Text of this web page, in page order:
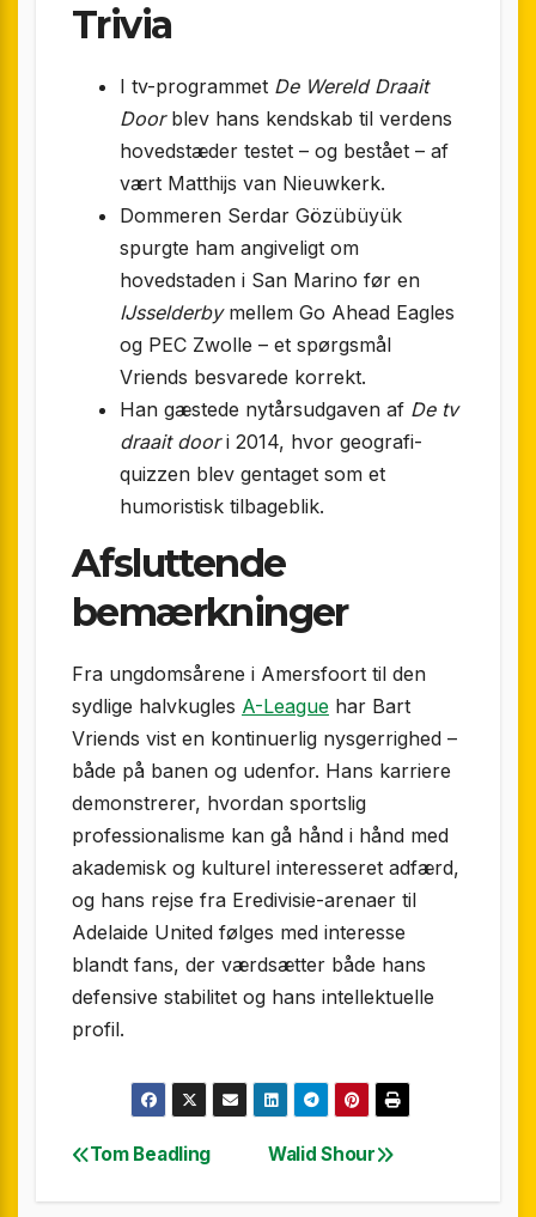
Trivia
I tv-programmet De Wereld Draait
Doorblev hans kendskab til verdens
hovedstæder testet – og bestået – af
vært Matthijs van Nieuwkerk.
Dommeren Serdar Gözübüyük
spurgte ham angiveligt om
hovedstaden i San Marino før en
IJsselderbymellem Go Ahead Eagles
og PEC Zwolle – et spørgsmål
Vriends besvarede korrekt.
Han gæstede nytårsudgaven af De tv
draait doori 2014, hvor geografi-
quizzen blev gentaget som et
humoristisk tilbageblik.
Afsluttende
bemærkninger
Fra ungdomsårene i Amersfoort til den
sydlige halvkugles A-League har Bart
Vriends vist en kontinuerlig nysgerrighed –
både på banen og udenfor. Hans karriere
demonstrerer, hvordan sportslig
professionalisme kan gå hånd i hånd med
akademisk og kulturel interesseret adfærd,
og hans rejse fra Eredivisie-arenaer til
Adelaide United følges med interesse
blandt fans, der værdsætter både hans
defensive stabilitet og hans intellektuelle
profil.
Indlægsnavigation
Walid Shour
Tom Beadling